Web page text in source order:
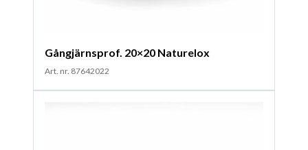
Gångjärnsprof. 20×20 Naturelox
Art. nr. 87642022